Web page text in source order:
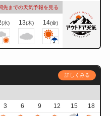
先までの天気予報を見る
(水) 13(木) 14(金)
詳しくみる
3 6 9 12 15
18